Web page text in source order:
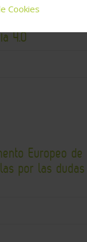
4.0
Europeo de
por las dudas
Cookies